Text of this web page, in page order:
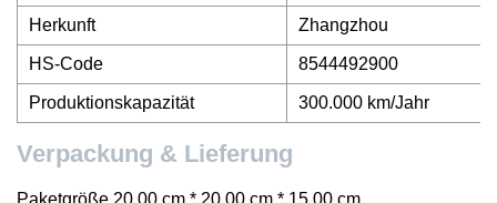
Herkunft Zhangzhou
HS-Code 8544492900
Produktionskapazität 300.000 km/Jahr
Verpackung & Lieferung
Paketgröße 20,00 cm * 20,00 cm * 15,00 cm.